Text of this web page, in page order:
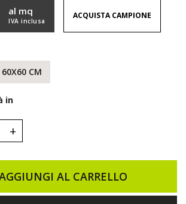
IVA inclusa
al mq ACQUISTA CAMPIONE
60X60 CM
in
+
AL CARRELLO